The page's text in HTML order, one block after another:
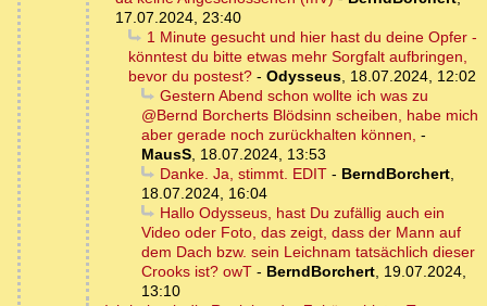
17.07.2024, 23:40
1 Minute gesucht und hier hast du deine Opfer -
könntest du bitte etwas mehr Sorgfalt aufbringen,
bevor du postest? - Odysseus, 18.07.2024, 12:02
Gestern Abend schon wollte ich was zu
@Bernd Borcherts Blödsinn scheiben, habe mich
aber gerade noch zurückhalten können, -
MausS, 18.07.2024, 13:53
Danke. Ja, stimmt. EDIT- BerndBorchert,
18.07.2024, 16:04
Hallo Odysseus, hast Du zufällig auch ein
Video oder Foto, das zeigt, dass der Mann auf
dem Dach bzw. sein Leichnam tatsächlich dieser
Crooks ist? owT - BerndBorchert, 19.07.2024,
13:10